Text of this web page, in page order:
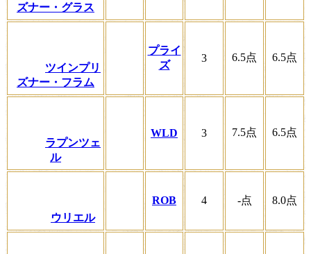
ズナー・グラス
ツインプリ
ズナー・フラム
プライ
ズ
3 6.5点 6.5点
ラプンツェ
ル
WLD 3 7.5点 6.5点
ウリエル
ROB 4 -点 8.0点